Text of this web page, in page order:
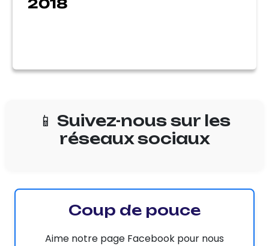
2018
📱 Suivez-nous sur les
réseaux sociaux
Coup de pouce
Aime notre page Facebook pour nous